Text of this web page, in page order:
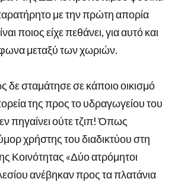
με την πρώτη απορία
ποιος είχε πεθάνει, για αυτό και
μεταξύ των χωριών.
σταμάτησε σε κάποιο οικισμό
της προς το υδραγωγείου του
πηγαίνει ούτε τζιπ! Όπως
χρήστης του διαδικτύου στη
Κοινότητας «Δύο ατρόμητοι
ανέβηκαν προς τα πλατάνια